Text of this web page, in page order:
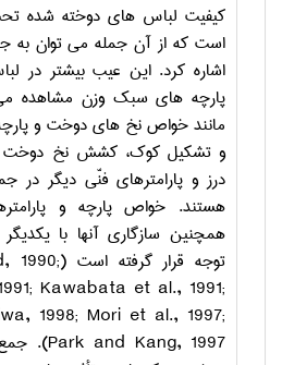
کیفیت لباس­ های دوخته شده
است که از آن جمله می­ توان
اشاره کرد. این عیب بیشتر در
پارچه­ های سبک وزن مشاهده
مانند خواص نخ­ های دوخت و
و تشکیل کوک، کشش نخ دوخت و
درز و پارامترهای فنّی دیگر در
هستند. خواص پارچه و
همچنین سازگاری آن­ها با
توجه قرار گرفته است (1990;
Kawabata et al., 1991;
1998; Mori et al., 1997;
Park and Kang, 1997
).